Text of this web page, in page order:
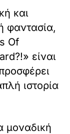
και
φαντασία,
Of
είναι
ιστορία
μοναδική